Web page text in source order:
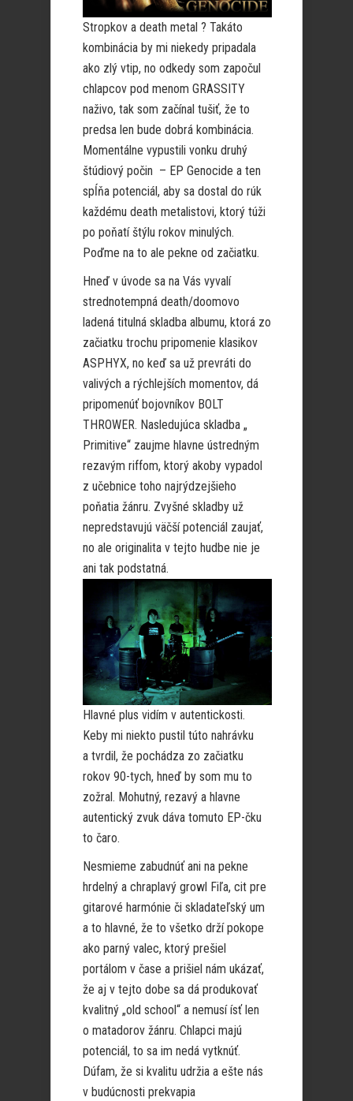
Stropkov a death metal ? Takáto
kombinácia by mi niekedy pripadala
ako zlý vtip, no odkedy som započul
chlapcov pod menom GRASSITY
naživo, tak som začínal tušiť, že to
predsa len bude dobrá kombinácia.
Momentálne vypustili vonku druhý
štúdiový počin – EP Genocide a ten
spĺňa potenciál, aby sa dostal do rúk
každému death metalistovi, ktorý túži
po poňatí štýlu rokov minulých.
Poďme na to ale pekne od začiatku.
Hneď v úvode sa na Vás vyvalí
strednotempná death/doomovo
ladená titulná skladba albumu, ktorá zo
začiatku trochu pripomenie klasikov
ASPHYX, no keď sa už prevráti do
valivých a rýchlejších momentov, dá
pripomenúť bojovníkov BOLT
THROWER. Nasledujúca skladba „
Primitive“ zaujme hlavne ústredným
rezavým riffom, ktorý akoby vypadol
z učebnice toho najrýdzejšieho
poňatia žánru. Zvyšné skladby už
nepredstavujú väčší potenciál zaujať,
no ale originalita v tejto hudbe nie je
ani tak podstatná.
Hlavné plus vidím v autentickosti.
Keby mi niekto pustil túto nahrávku
a tvrdil, že pochádza zo začiatku
rokov 90-tych, hneď by som mu to
zožral. Mohutný, rezavý a hlavne
autentický zvuk dáva tomuto EP-čku
to čaro.
Nesmieme zabudnúť ani na pekne
hrdelný a chraplavý growl Fiľa, cit pre
gitarové harmónie či skladateľský um
a to hlavné, že to všetko drží pokope
ako parný valec, ktorý prešiel
portálom v čase a prišiel nám ukázať,
že aj v tejto dobe sa dá produkovať
kvalitný „old school“ a nemusí ísť len
o matadorov žánru. Chlapci majú
potenciál, to sa im nedá vytknúť.
Dúfam, že si kvalitu udržia a ešte nás
v budúcnosti prekvapia